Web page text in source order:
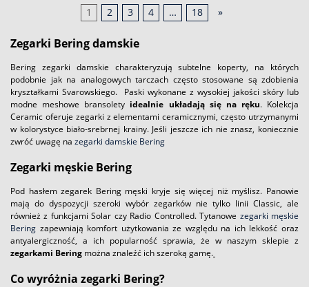
1 2 3 4 … 18 »
Zegarki Bering damskie
Bering zegarki damskie charakteryzują subtelne koperty, na których
podobnie jak na analogowych tarczach często stosowane są zdobienia
kryształkami Svarowskiego. Paski wykonane z wysokiej jakości skóry lub
modne meshowe bransolety idealnie układają się na ręku. Kolekcja
Ceramic oferuje zegarki z elementami ceramicznymi, często utrzymanymi
w kolorystyce biało-srebrnej krainy. Jeśli jeszcze ich nie znasz, koniecznie
zwróć uwagę na zegarki damskie Bering
Zegarki męskie Bering
Pod hasłem zegarek Bering męski kryje się więcej niż myślisz. Panowie
mają do dyspozycji szeroki wybór zegarków nie tylko linii Classic, ale
również z funkcjami Solar czy Radio Controlled. Tytanowe zegarki męskie
Bering zapewniają komfort użytkowania ze względu na ich lekkość oraz
antyalergiczność, a ich popularność sprawia, że w naszym sklepie z
zegarkami Bering można znaleźć ich szeroką gamę.
Co wyróżnia zegarki Bering?